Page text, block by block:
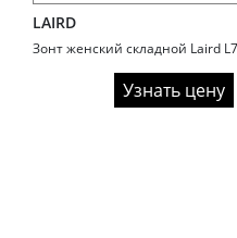
LAIRD
Узнать цену